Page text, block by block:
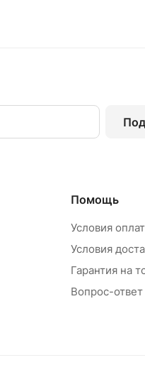
Помощь
Условия
Условия
Гарантия на
Вопрос-ответ